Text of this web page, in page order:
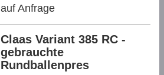
auf Anfrage
Claas Variant 385 RC -
gebrauchte
Rundballenpres